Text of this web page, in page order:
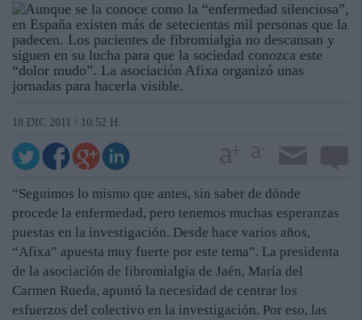
Aunque se la conoce como la “enfermedad silenciosa”,
en España existen más de setecientas mil personas que la
padecen. Los pacientes de fibromialgia no descansan y
siguen en su lucha para que la sociedad conozca este
“dolor mudo”. La asociación Afixa organizó unas
jornadas para hacerla visible.
18 DIC 2011 / 10:52 H.
“Seguimos lo mismo que antes, sin saber de dónde
procede la enfermedad, pero tenemos muchas esperanzas
puestas en la investigación. Desde hace varios años,
“Afixa” apuesta muy fuerte por este tema”. La presidenta
de la asociación de fibromialgia de Jaén, María del
Carmen Rueda, apuntó la necesidad de centrar los
esfuerzos del colectivo en la investigación. Por eso, las